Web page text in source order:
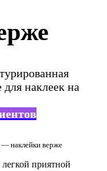
наклеек на
— наклейки верже
приятной